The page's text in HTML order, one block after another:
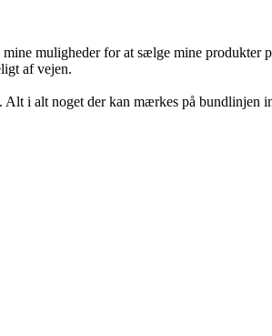
muligheder for at sælge mine produkter
af vejen.
i alt noget der kan mærkes på bundlinjen